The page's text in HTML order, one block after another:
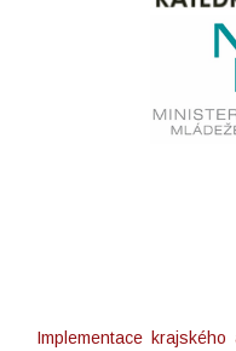
Implementace